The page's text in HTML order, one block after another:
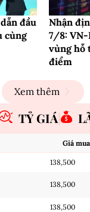
đầu
cùng
Nhận
7/8:
vùng hỗ
điểm
Xem thêm
TỶ GIÁ
Giá mua
138,500
138,500
138,500